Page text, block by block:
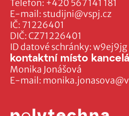
IČ: 71226401
DIČ: CZ71226401
ID datové schránky: w9ej9jg
Telefon: +420 567 141 181
E-mail: studijni@vspj.cz
kontaktní místo
Monika Jonášová
E-mail: